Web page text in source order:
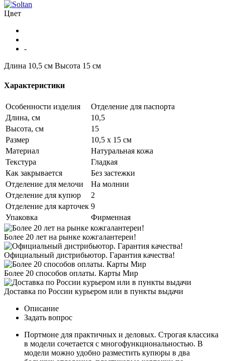
Цвет
-
Длина 10,5 см Высота 15 см
Характеристики
Особенности изделия
Отделение для паспорта
Длина, см
10,5
Высота, см
15
Размер
10,5 х 15 см
Материал
Натуральная кожа
Текстура
Гладкая
Как закрывается
Без застежки
Отделение для мелочи
На молнии
Отделение для купюр
2
Отделение для карточек 9
Упаковка
Фирменная
Более 20 лет на рынке кожгалантереи!
Официальный дистрибьютор. Гарантия качества!
Более 20 способов оплаты. Карты Мир
Доставка по России курьером или в пункты выдачи
Описание
Задать вопрос
Портмоне для практичных и деловых. Строгая классика
в модели сочетается с многофункциональностью. В
модели можно удобно разместить купюры в два